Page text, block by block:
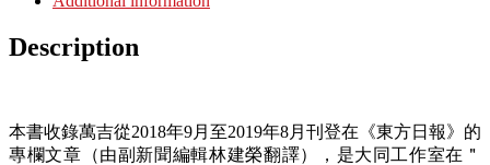
Description
本書收錄萬吉從2018年9月至2019年8月刊登在《東方日報》的
專欄文章（由副新聞編輯林建榮翻譯），是大同工作室在＂